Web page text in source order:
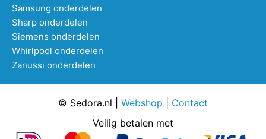
Samsung onderdelen
Sharp onderdelen
Siemens onderdelen
Whirlpool onderdelen
Zanussi onderdelen
© Sedora.nl | Webshop
Contact
Veilig betalen met